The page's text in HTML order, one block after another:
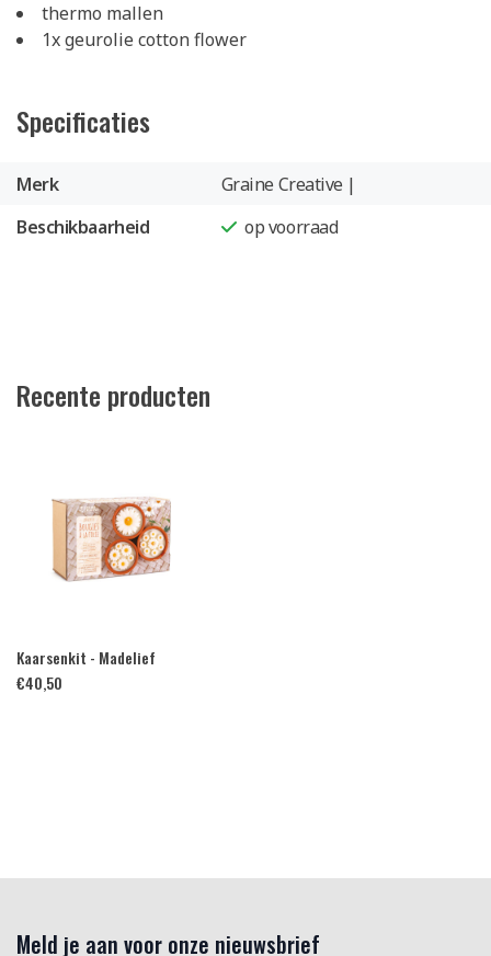
thermo mallen
1x geurolie cotton flower
Specificaties
Merk
Graine Creative |
Beschikbaarheid
op voorraad
Recente producten
Kaarsenkit - Madelief
€40,50
Meld je aan voor onze nieuwsbrief